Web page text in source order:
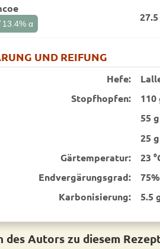
13.4% α
UND REIFUNG
Hefe:
Stopfhopfen:
110
55
25
Gärtemperatur:
23
End­vergärungsgrad:
75%
Karbonisierung:
5.5
des Autors zu diesem